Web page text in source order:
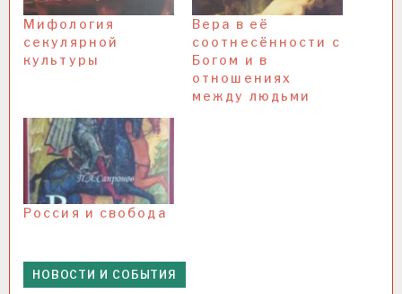
Мифология
секулярной
культуры
Вера в её
соотнесённости с
Богом и в
отношениях
между людьми
Россия и свобода
НОВОСТИ И СОБЫТИЯ